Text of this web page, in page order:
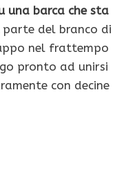
una barca che sta
del branco di
nel frattempo
pronto ad unirsi
con decine